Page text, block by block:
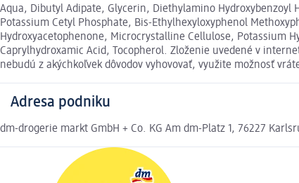
Aqua, Dibutyl Adipate, Glycerin, Diethylamino Hydroxybenzoyl
Potassium Cetyl Phosphate, Bis-Ethylhexyloxyphenol
Hydroxyacetophenone, Microcrystalline Cellulose, Potassium
Caprylhydroxamic Acid, Tocopherol. Zloženie uvedené v
nebudú z akýchkoľvek dôvodov vyhovovať, využite možnosť
Adresa podniku
dm-drogerie markt GmbH + Co. KG Am dm-Platz 1, 76227